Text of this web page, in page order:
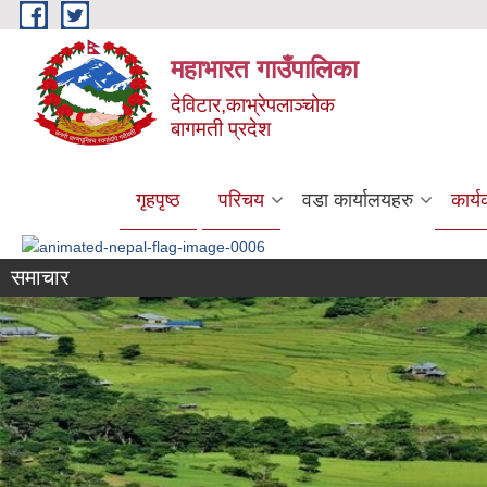
Skip to main content
महाभारत गाउँपालिका
देविटार,काभ्रेपलाञ्चोक
बागमती प्रदेश
गृहपृष्ठ परिचय वडा कार्यालयहरु
समाचार